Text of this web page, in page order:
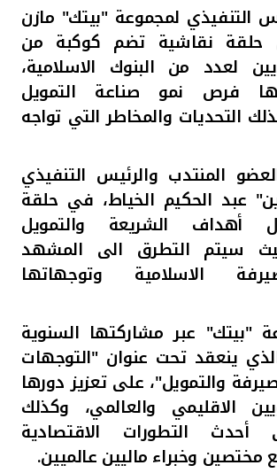
التنفيذي لمجموعة "بيتك" مازن
حلقة نقاشية تضم كوكبة من
لعدد من البنوك الاسلامية،
فرص نمو صناعة التمويل
التحديات والمخاطر التي تواجه
المنتدب والرئيس التنفيذي
عبد الحكيم الخياط، في حلقة
أهداف الشريعة والتمويل
سيتم التطرق الى المشهد
الاسلامية وتوجهاتها
"بيتك" عبر مشاركتها السنوية
ينعقد تحت عنوان "التوجهات
والتمويل"، على تعزيز دورها
الاقليمي والعالمي، وكذلك
أحدث التطورات الاقتصادية
وخبراء ماليين عالميين.